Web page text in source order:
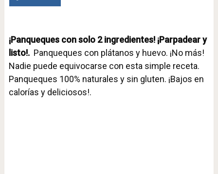
¡Panqueques con solo 2 ingredientes! ¡Parpadear y
listo!. Panqueques con plátanos y huevo. ¡No más!
Nadie puede equivocarse con esta simple receta.
Panqueques 100% naturales y sin gluten. ¡Bajos en
calorías y deliciosos!.